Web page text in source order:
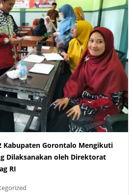
Kabupaten Gorontalo Mengikuti
Dilaksanakan oleh Direktorat
RI